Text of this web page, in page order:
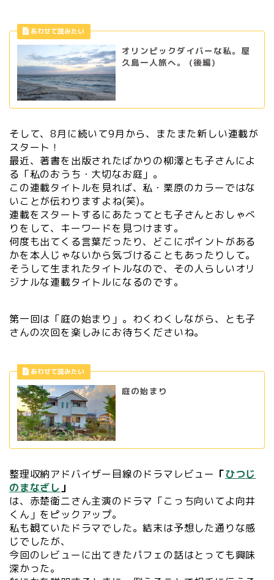
オリンピックダイバーな私。屋
久島一人旅へ。 (後編)
そして、8月に続いて9月から、またまた新しい連載が
スタート！
最近、著書を出版されたばかりの柳澤とも子さんによ
る「私のおうち・大切なお庭」。
この連載タイトルを見れば、私・栗原のカラーではな
いことが伝わりますよね(笑)。
連載をスタートするにあたってとも子さんとおしゃべ
りをして、キーワードを見つけます。
何度も出てくる言葉だったり、どこにポイントがある
かを本人じゃないから気づけることもあったりして。
そうして生まれたタイトルなので、その人らしいオリ
ジナルな連載タイトルになるのです。
第一回は「庭の始まり」。わくわくしながら、とも子
さんの次回を楽しみにお待ちくださいね。
庭の始まり
整理収納アドバイザー目線のドラマレビュー 「ひつじ
のまなざし 」
は、赤楚衛二さん主演のドラマ「こっち向いてよ向井
くん」をピックアップ。
私も観ていたドラマでした。結末は予想した通りな感
じでしたが、
今回のレビューに出てきたパフェの話はとっても興味
深かった。